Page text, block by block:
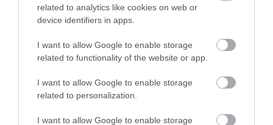
related to analytics like cookies on web or
device identifiers in apps.
I want to allow Google to enable storage
related to functionality of the website or app.
I want to allow Google to enable storage
related to personalization.
I want to allow Google to enable storage
NÖVÉNYVÉDELEM
is felfigyelt rá
Egy Ázsiából származó inváziós rovar kelt riadalmat magyar–
ukrán határ térségében. A kőrisrontó karcsúdíszbogár első ismert
közelében, az…